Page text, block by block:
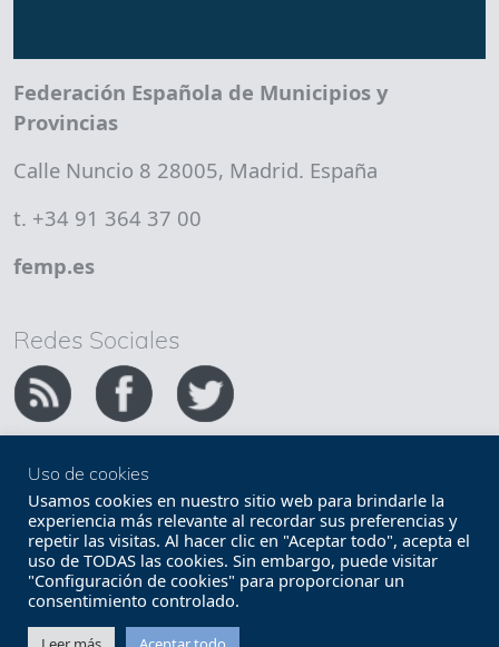
Federación Española de Municipios y
Provincias
Calle Nuncio 8 28005, Madrid. España
t. +34 91 364 37 00
femp.es
Redes Sociales
Copyright FEMP
Accesibilidad
Términos legales
Política de privacidad
Términos y condiciones de uso
Uso de cookies
Usamos cookies en nuestro sitio web para brindarle la
experiencia más relevante al recordar sus preferencias y
repetir las visitas. Al hacer clic en "Aceptar todo", acepta el
uso de TODAS las cookies. Sin embargo, puede visitar
"Configuración de cookies" para proporcionar un
consentimiento controlado.